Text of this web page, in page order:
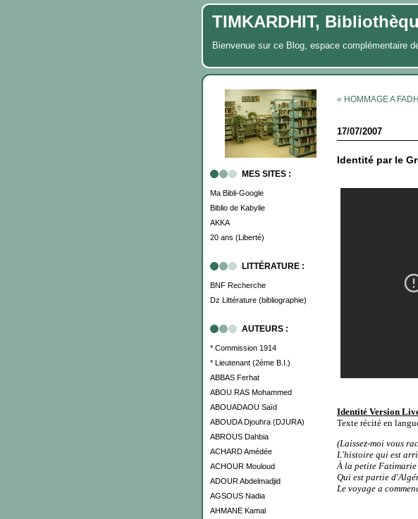
TIMKARDHIT,
Bienvenue sur ce Blog, espace complémentaire
MES SITES :
Ma Bibli-Google
Biblio de Kabylie
AKKA
20 ans (Liberté)
LITTÉRATURE :
BNF Recherche
Dz Littérature (bibliographie)
AUTEURS :
* Commission 1914
* Lieutenant (2ème B.I.)
ABBAS Ferhat
ABOU RAS Mohammed
ABOUADAOU Saïd
ABOUDA Djouhra (DJURA)
ABROUS Dahbia
ACHARD Amédée
ACHOUR Mouloud
ADOUR Abdelmadjid
AGSOUS Nadia
AHMANE Kamal
« HOMMAGE A
17/07/2007
Identité par le
Identité Version
Texte récité en
(Laissez-moi vous
L'histoire qui est
À la petite Fatimarie
Qui est partie
Le voyage a